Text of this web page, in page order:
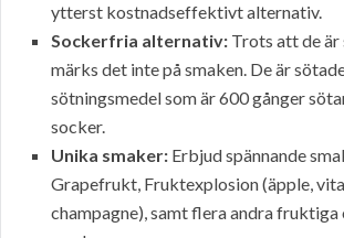
ytterst kostnadseffektivt alternativ.
Sockerfria alternativ: Trots att de
märks det inte på smaken. De är
sötningsmedel som är 600 gånger
socker.
Unika smaker: Erbjud spännande
Grapefrukt, Fruktexplosion (äpple,
champagne), samt flera andra fruktiga